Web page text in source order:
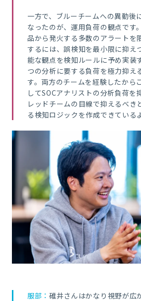
一方で、ブルーチームへの異動後
なったのが、運用負荷の観点です。
品から発火する多数のアラートを
するには、誤検知を最小限に抑え
能な観点を検知ルールに予め実装
つの分析に要する負荷を極力抑え
す。両方のチームを経験したから
してSOCアナリストの分析負荷を
レッドチームの目線で抑えるべき
る検知ロジックを作成できている
服部： 碓井さんはかなり視野が広